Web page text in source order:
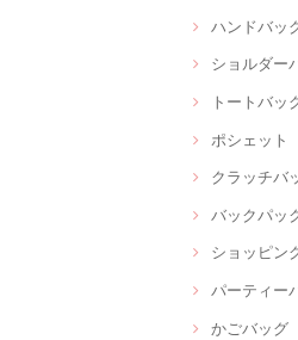
ハンドバッ
ショルダー
トートバッ
ポシェット
クラッチバ
バックパッ
ショッピン
パーティー
かごバッグ